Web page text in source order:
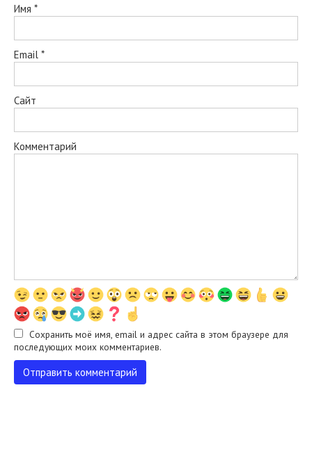
Имя *
Email *
Сайт
Комментарий
Сохранить моё имя, email и адрес сайта в этом браузере для
последующих моих комментариев.